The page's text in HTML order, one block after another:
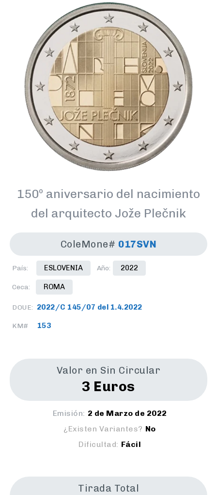
150º aniversario del nacimiento
del arquitecto Jože Plečnik
ColeMone# 017SVN
País: ESLOVENIA Año: 2022
Ceca: ROMA
DOUE: 2022/C 145/07 del 1.4.2022
KM# 153
Valor en Sin Circular
3 Euros
Emisión: 2 de Marzo de 2022
¿Existen Variantes? No
Dificultad: Fácil
Tirada Total